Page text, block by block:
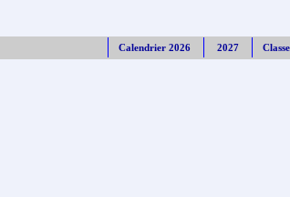
Calendrier 2026 2027